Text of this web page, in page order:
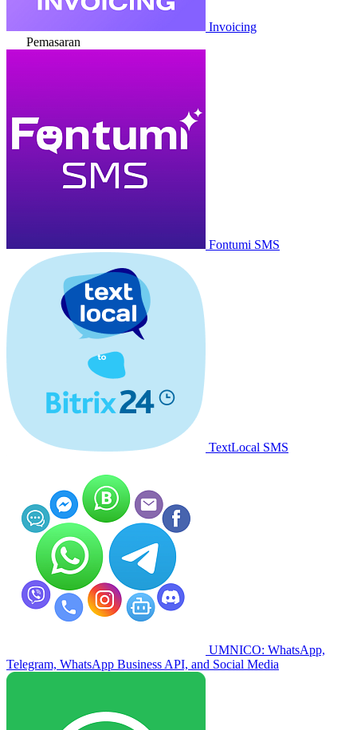
Invoicing
Pemasaran
Fontumi SMS
TextLocal SMS
UMNICO: WhatsApp,
Telegram, WhatsApp Business API, and Social Media